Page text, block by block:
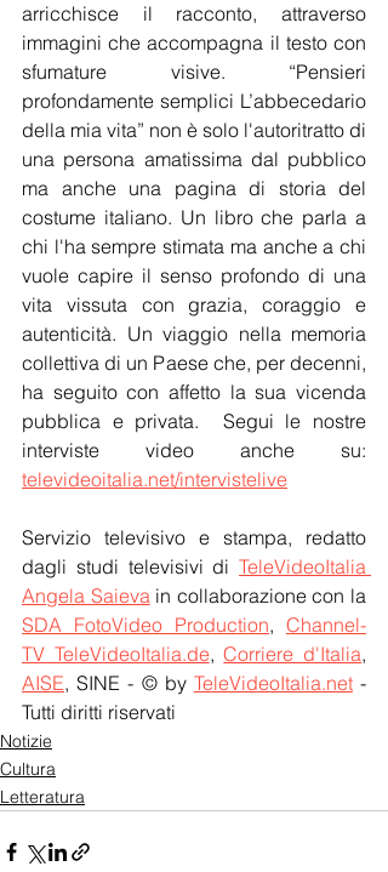
arricchisce il racconto, attraverso
immagini che accompagna il testo con
sfumature visive. “Pensieri
profondamente semplici L’abbecedario
della mia vita” non è solo l'autoritratto di
una persona amatissima dal pubblico
ma anche una pagina di storia del
costume italiano. Un libro che parla a
chi l'ha sempre stimata ma anche a chi
vuole capire il senso profondo di una
vita vissuta con grazia, coraggio e
autenticità. Un viaggio nella memoria
collettiva di un Paese che, per decenni,
ha seguito con affetto la sua vicenda
pubblica e privata.  Segui le nostre
televideoitalia.net/intervistelive
Servizio televisivo e stampa, redatto
dagli studi televisivi di TeleVideoItalia
Angela Saieva
SDA FotoVideo Production, Channel-
TV TeleVideoItalia.de, Corriere d'Italia
AISE, SINE - © by TeleVideoItalia.net -
Tutti diritti riservati
Notizie
Cultura
Letteratura